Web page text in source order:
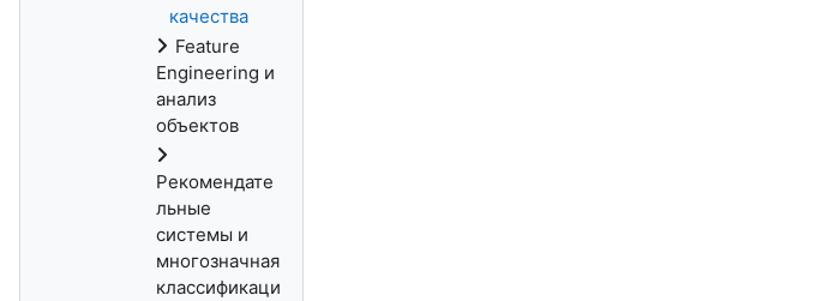
качества
Feature
Engineering и
анализ
объектов
Рекомендате
льные
системы и
многозначная
классификаци